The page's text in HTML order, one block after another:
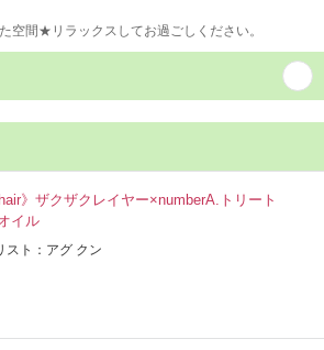
空間★リラックスしてお過ごしください。
hair》ザクザクレイヤー×numberA.トリート
イル
スト：アグ クン